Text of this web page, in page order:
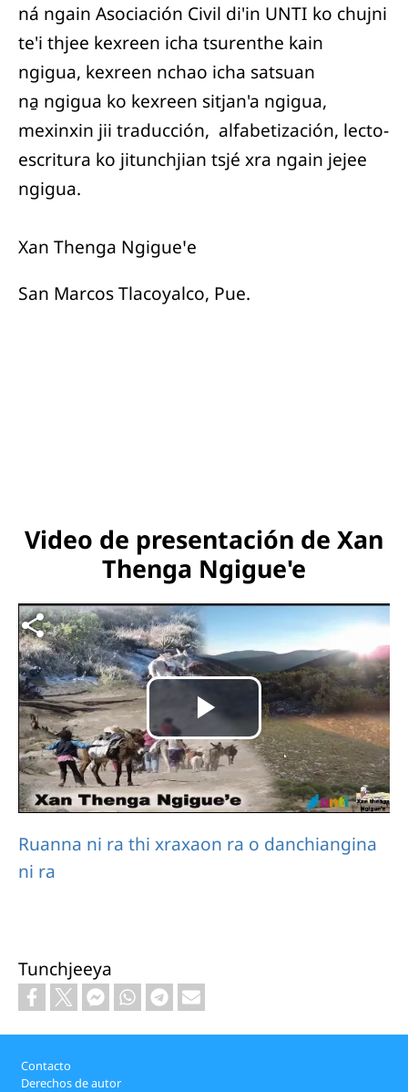
ná ngain Asociación Civil di'in UNTI ko chujni
te'i thjee kexreen icha tsurenthe kain
ngigua, kexreen nchao icha satsuan
na̱ ngigua ko kexreen sitjan'a ngigua,
mexinxin jii traducción, alfabetización, lecto-
escritura ko jitunchjian tsjé xra ngain jejee
ngigua.
Xan Thenga Ngigueꞌe
San Marcos Tlacoyalco, Pue.
Video de presentación de Xan
Thenga Ngigue'e
Archivo de vídeo
Reproducir
Vídeo
Ruanna ni ra thi xraxaon ra o danchiangina
ni ra
Tunchjeeya
Footer
Contacto
Derechos de autor